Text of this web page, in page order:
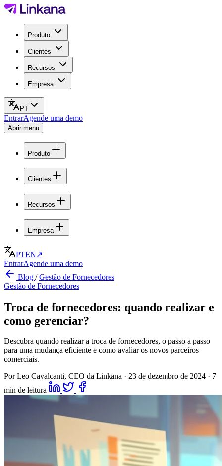
Produto
Clientes
Recursos
Empresa
PT
EntrarAgende uma demo
Abrir menu
Produto
Clientes
Recursos
Empresa
PTEN↗
EntrarAgende uma demo
Blog /Gestão de Fornecedores
Gestão de Fornecedores
Troca de fornecedores: quando realizar e
como gerenciar?
Descubra quando realizar a troca de fornecedores, o passo a passo
para uma mudança eficiente e como avaliar os novos parceiros
comerciais.
Por Leo Cavalcanti, CEO da Linkana · 23 de dezembro de 2024 · 7
min de leitura